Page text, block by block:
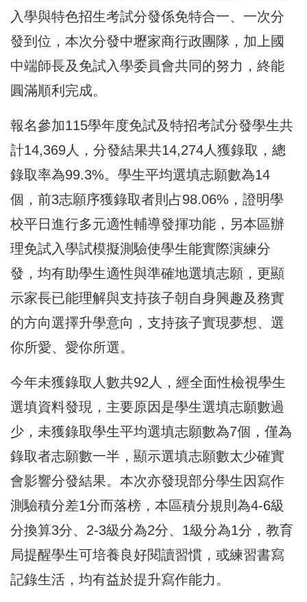
入學與特色招生考試分發係免特合一、一次分
發到位，本次分發中壢家商行政團隊，加上國
中端師長及免試入學委員會共同的努力，終能
圓滿順利完成。
報名參加115學年度免試及特招考試分發學生共
計14,369人，分發結果共14,274人獲錄取，總
錄取率為99.3%。學生平均選填志願數為14
個，前3志願序獲錄取者則占98.06%，證明學
校平日進行多元適性輔導發揮功能，另本區辦
理免試入學試模擬測驗使學生能實際演練分
發，均有助學生適性與準確地選填志願，更顯
示家長已能理解與支持孩子朝自身興趣及務實
的方向選擇升學意向，支持孩子實現夢想、選
你所愛、愛你所選。
今年未獲錄取人數共92人，經全面性檢視學生
選填資料發現，主要原因是學生選填志願數過
少，未獲錄取學生平均選填志願數為7個，僅為
錄取者志願數一半，顯示選填志願數太少確實
會影響分發結果。本次亦發現部分學生因寫作
測驗積分差1分而落榜，本區積分規則為4-6級
分換算3分、2-3級分為2分、1級分為1分，教育
局提醒學生可培養良好閱讀習慣，或練習書寫
記錄生活，均有益於提升寫作能力。